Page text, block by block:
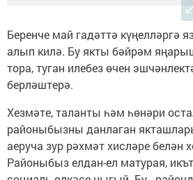
Беренче май гадәттә күңелләргә
алып килә. Бу якты бәйрәм
тора, туган илебез өчен
берләштерә.
Хезмәте, таланты һәм һөнәри
районыбызны данлаган
аеруча зур рәхмәт хисләре белән
Районыбыз елдан-ел матурая,